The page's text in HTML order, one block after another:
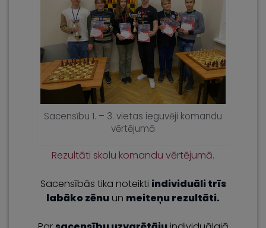
Sacensību 1. – 3. vietas ieguvēji komandu
vērtējumā
Rezultāti skolu komandu vērtējumā.
Sacensībās tika noteikti individuāli trīs
labāko zēnu un meiteņu rezultāti.